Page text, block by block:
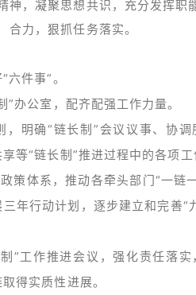
神，凝聚思想共识，充分发挥职
合力，狠抓任务落实。
六件事”。
办公室， 配齐配强工作力量。
明确“链长制”会议议事、协
等“链长制”推进过程中的各项
策体系，推动各牵头部门“一链
年行动计划，逐步建立和完善“
”工作推进会议，强化责任落
得实质性进展。